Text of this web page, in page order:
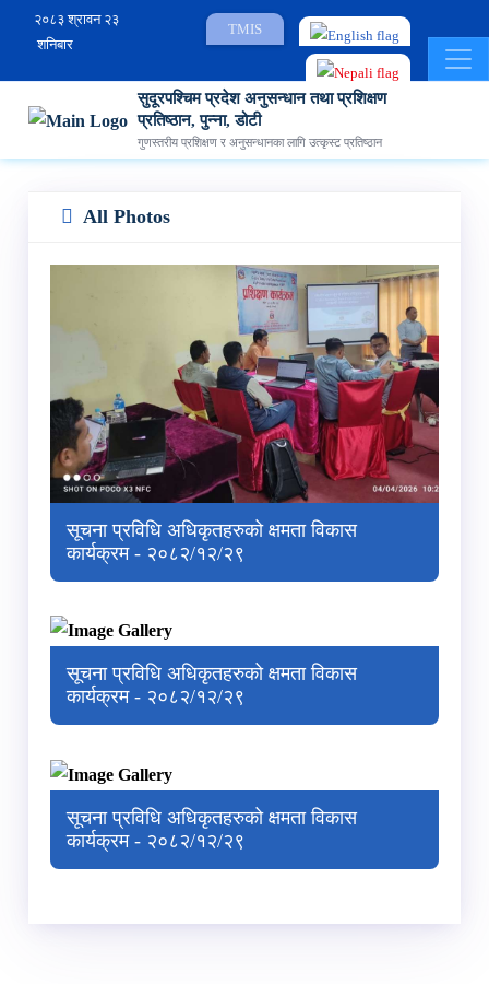
२०८३ श्रावन २३
शनिबार
TMIS
सुदूरपश्चिम प्रदेश अनुसन्धान तथा प्रशिक्षण
प्रतिष्ठान, पुन्ना, डोटी
गुणस्तरीय प्रशिक्षण र अनुसन्धानका लागि उत्कृस्ट प्रतिष्ठान
All Photos
सूचना प्रविधि अधिकृतहरुको क्षमता विकास
कार्यक्रम - २०८२/१२/२९
सूचना प्रविधि अधिकृतहरुको क्षमता विकास
कार्यक्रम - २०८२/१२/२९
सूचना प्रविधि अधिकृतहरुको क्षमता विकास
कार्यक्रम - २०८२/१२/२९